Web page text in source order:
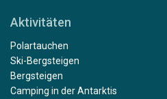
Aktivitäten
Polartauchen
Ski-Bergsteigen
Bergsteigen
Camping in der Antarktis